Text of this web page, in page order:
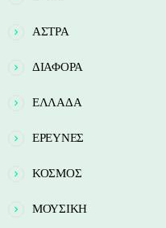
ΑΣΤΡΑ
ΔΙΑΦΟΡΑ
ΕΛΛΑΔΑ
ΕΡΕΥΝΕΣ
ΚΟΣΜΟΣ
ΜΟΥΣΙΚΗ